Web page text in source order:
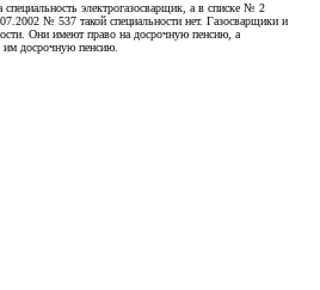
электрогазосварщик, а в списке № 2
№ 537 такой специальности нет. Газосварщики и
Они имеют право на досрочную пенсию, а
им досрочную пенсию.